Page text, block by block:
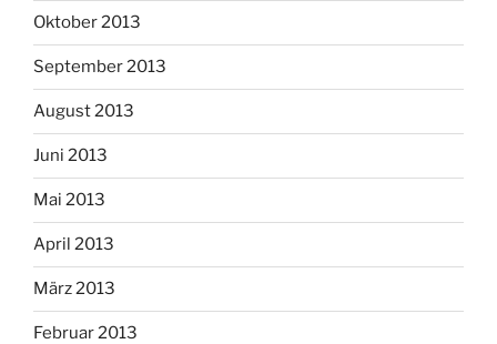
Oktober 2013
September 2013
August 2013
Juni 2013
Mai 2013
April 2013
März 2013
Februar 2013